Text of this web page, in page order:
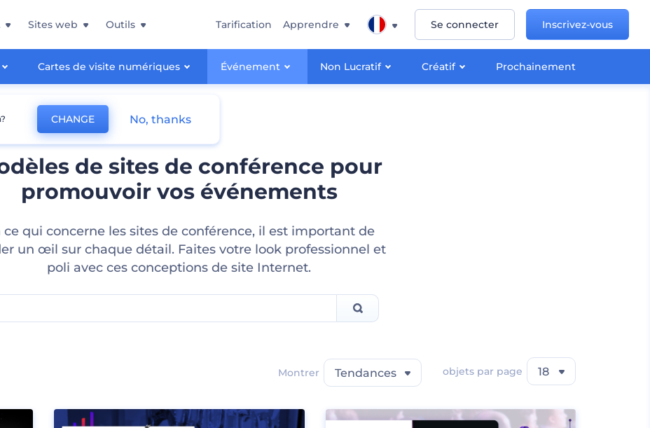
Cartes de visite numériques Événement Non Lucratif Créatif Prochainement
Sites web Outils Tarification Apprendre Se connecter Inscrivez-vous
de sites de conférence pour
promouvoir vos événements
ce qui concerne les sites de conférence, il est important de
un œil sur chaque détail. Faites votre look professionnel et
poli avec ces conceptions de site Internet.
Montrer Tendances objets par page 18
CHANGE No, thanks